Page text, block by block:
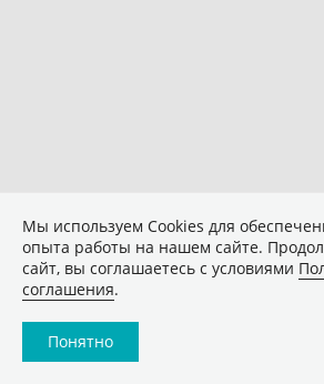
Мы используем Сookies для
опыта работы на нашем сайте.
сайт, вы соглашаетесь с условиями
соглашения.
Понятно